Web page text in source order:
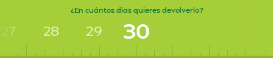
¿En cuántos días quieres devolverlo?
27 28 29 30